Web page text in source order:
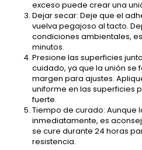
exceso puede crear una
Dejar secar: Deje que el
vuelva pegajoso al tacto.
condiciones ambientales,
minutos.
Presione las superficies
cuidado, ya que la unión se
margen para ajustes.
uniforme en las superficies
fuerte.
Tiempo de curado: Aunque
inmediatamente, es
se cure durante 24 horas
resistencia.